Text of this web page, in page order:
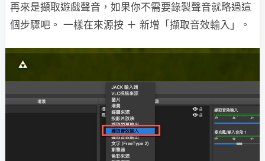
再來是擷取遊戲聲音，如果你不需要錄製聲音就略過這
個步驟吧。 一樣在來源按 ＋ 新增「擷取音效輸入」。